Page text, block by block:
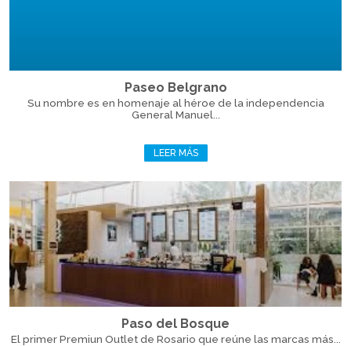
Paseo Belgrano
Su nombre es en homenaje al héroe de la independencia
General Manuel...
LEER MÁS
Paso del Bosque
El primer Premiun Outlet de Rosario que reúne las marcas más...